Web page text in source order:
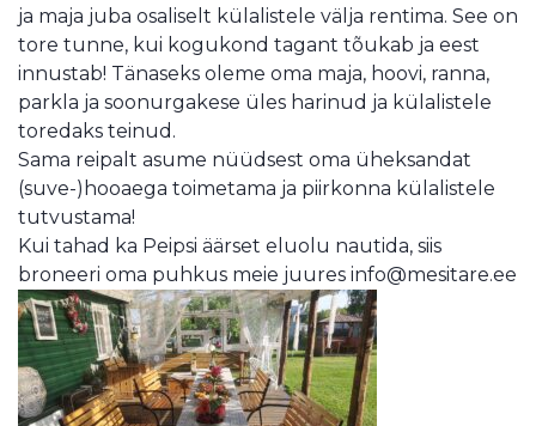
ja maja juba osaliselt külalistele välja rentima. See on
tore tunne, kui kogukond tagant tõukab ja eest
innustab! Tänaseks oleme oma maja, hoovi, ranna,
parkla ja soonurgakese üles harinud ja külalistele
toredaks teinud.
Sama reipalt asume nüüdsest oma üheksandat
(suve-)hooaega toimetama ja piirkonna külalistele
tutvustama!
Kui tahad ka Peipsi äärset eluolu nautida, siis
broneeri oma puhkus meie juures info@mesitare.ee